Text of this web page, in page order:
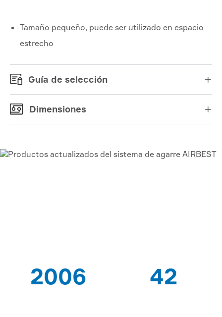
Tamaño pequeño, puede ser utilizado en espacio
estrecho
Guía de selección 
Dimensiones 
2006 42